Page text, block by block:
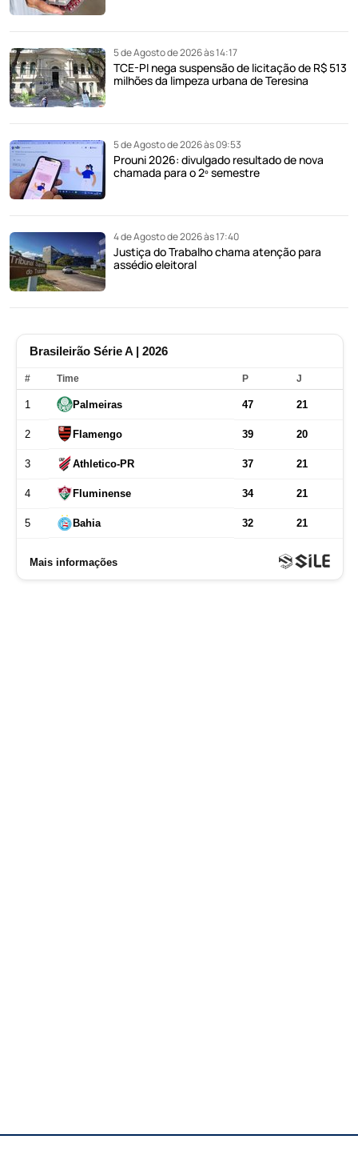
5 de Agosto de 2026 às 14:17
TCE-PI nega suspensão de licitação de R$ 513
milhões da limpeza urbana de Teresina
5 de Agosto de 2026 às 09:53
Prouni 2026: divulgado resultado de nova
chamada para o 2º semestre
4 de Agosto de 2026 às 17:40
Justiça do Trabalho chama atenção para
assédio eleitoral